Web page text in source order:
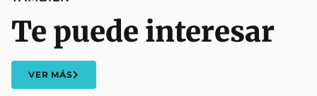
Te puede interesar
VER MÁS